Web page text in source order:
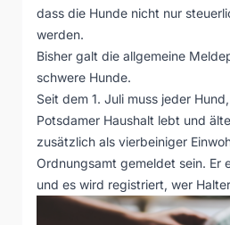
dass die Hunde nicht nur
werden.
Bisher galt die allgemeine
schwere Hunde.
Seit dem 1. Juli muss jeder
Potsdamer Haushalt lebt und
zusätzlich als vierbeiniger
Ordnungsamt gemeldet sein. Er
und es wird registriert, wer